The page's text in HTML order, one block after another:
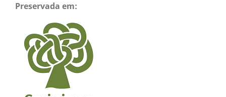
Preservada em: